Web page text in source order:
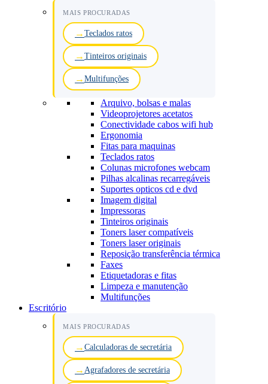
MAIS PROCURADAS
Teclados ratos
Tinteiros originais
Multifunções
Arquivo, bolsas e malas
Videoprojetores acetatos
Conectividade cabos wifi hub
Ergonomia
Fitas para maquinas
Teclados ratos
Colunas microfones webcam
Pilhas alcalinas recarregáveis
Suportes opticos cd e dvd
Imagem digital
Impressoras
Tinteiros originais
Toners laser compatíveis
Toners laser originais
Reposição transferência térmica
Faxes
Etiquetadoras e fitas
Limpeza e manutenção
Multifunções
Escritório
MAIS PROCURADAS
Calculadoras de secretária
Agrafadores de secretária